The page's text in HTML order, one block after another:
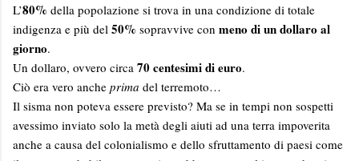
L’80% della popolazione si trova in una condizione di totale
indigenza e più del 50% sopravvive con meno di un dollaro al
giorno.
Un dollaro, ovvero circa 70 centesimi di euro.
Ciò era vero anche prima del terremoto…
Il sisma non poteva essere previsto? Ma se in tempi non sospetti
avessimo inviato solo la metà degli aiuti ad una terra impoverita
anche a causa del colonialismo e dello sfruttamento di paesi come